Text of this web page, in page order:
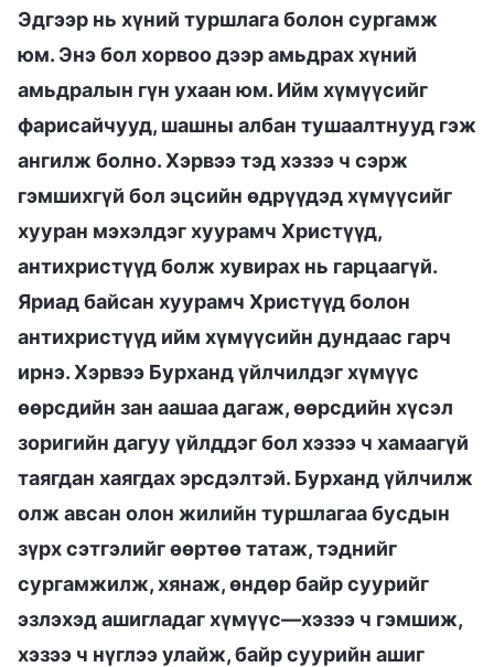
Эдгээр нь хүний туршлага болон сургамж
юм. Энэ бол хорвоо дээр амьдрах хүний
амьдралын гүн ухаан юм. Ийм хүмүүсийг
фарисайчууд, шашны албан тушаалтнууд гэж
ангилж болно. Хэрвээ тэд хэзээ ч сэрж
гэмшихгүй бол эцсийн өдрүүдэд хүмүүсийг
хууран мэхэлдэг хуурамч Христүүд,
антихристүүд болж хувирах нь гарцаагүй.
Яриад байсан хуурамч Христүүд болон
антихристүүд ийм хүмүүсийн дундаас гарч
ирнэ. Хэрвээ Бурханд үйлчилдэг хүмүүс
өөрсдийн зан аашаа дагаж, өөрсдийн хүсэл
зоригийн дагуу үйлддэг бол хэзээ ч хамаагүй
таягдан хаягдах эрсдэлтэй. Бурханд үйлчилж
олж авсан олон жилийн туршлагаа бусдын
зүрх сэтгэлийг өөртөө татаж, тэднийг
сургамжилж, хянаж, өндөр байр суурийг
эзлэхэд ашигладаг хүмүүс—хэзээ ч гэмшиж,
хэзээ ч нүглээ улайж, байр суурийн ашиг